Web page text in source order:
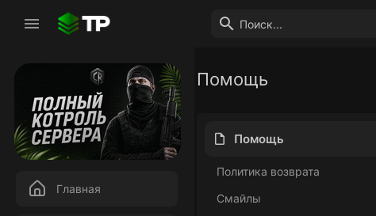
Главная
Помощь
Помощь
Политика возврата
Смайлы